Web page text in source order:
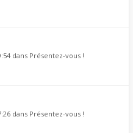
dans Présentez-vous !
dans Présentez-vous !